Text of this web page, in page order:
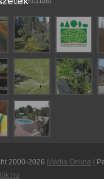
2000-2026 Média Online |